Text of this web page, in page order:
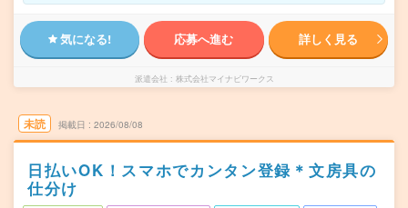
気になる! 応募へ進む 詳しく見る
派遣会社 株式会社マイナビワークス
未読 掲載日 2026/08/08
日払いOK！スマホでカンタン登録＊文房具の
仕分け